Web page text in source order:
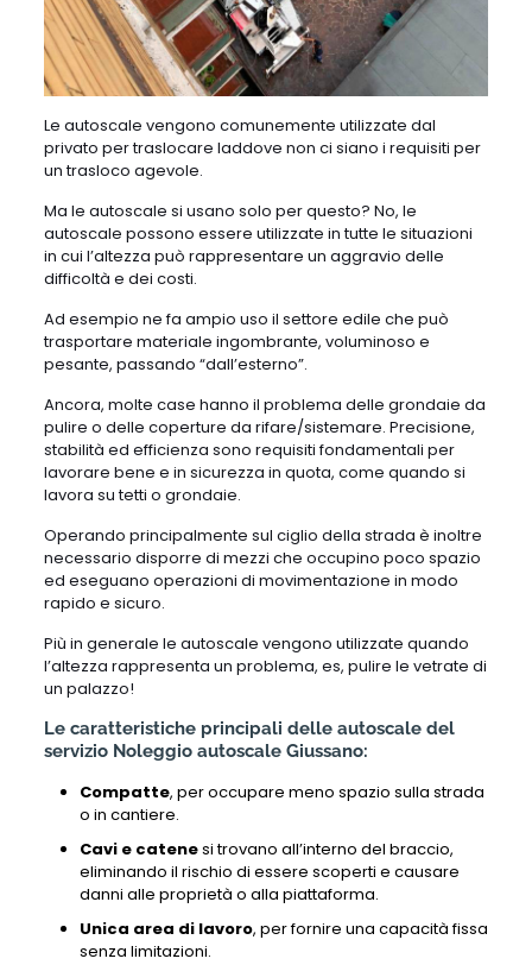
Le autoscale vengono comunemente utilizzate dal
privato per traslocare laddove non ci siano i requisiti per
un trasloco agevole.
Ma le autoscale si usano solo per questo? No, le
autoscale possono essere utilizzate in tutte le situazioni
in cui l’altezza può rappresentare un aggravio delle
difficoltà e dei costi.
Ad esempio ne fa ampio uso il settore edile che può
trasportare materiale ingombrante, voluminoso e
pesante, passando “dall’esterno”.
Ancora, molte case hanno il problema delle grondaie da
pulire o delle coperture da rifare/sistemare. Precisione,
stabilità ed efficienza sono requisiti fondamentali per
lavorare bene e in sicurezza in quota, come quando si
lavora su tetti o grondaie.
Operando principalmente sul ciglio della strada è inoltre
necessario disporre di mezzi che occupino poco spazio
ed eseguano operazioni di movimentazione in modo
rapido e sicuro.
Più in generale le autoscale vengono utilizzate quando
l’altezza rappresenta un problema, es, pulire le vetrate di
un palazzo!
Le caratteristiche principali delle autoscale del
servizio Noleggio autoscale Giussano:
Compatte, per occupare meno spazio sulla strada
o in cantiere.
Cavi e catenesi trovano all’interno del braccio,
eliminando il rischio di essere scoperti e causare
danni alle proprietà o alla piattaforma.
Unica area di lavoro, per fornire una capacità fissa
senza limitazioni.